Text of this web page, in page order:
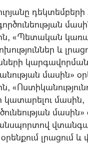
դեկտեմբերի
«Պետական
և
մասին»
կատարելու մասին,
մասին»
լրացում և